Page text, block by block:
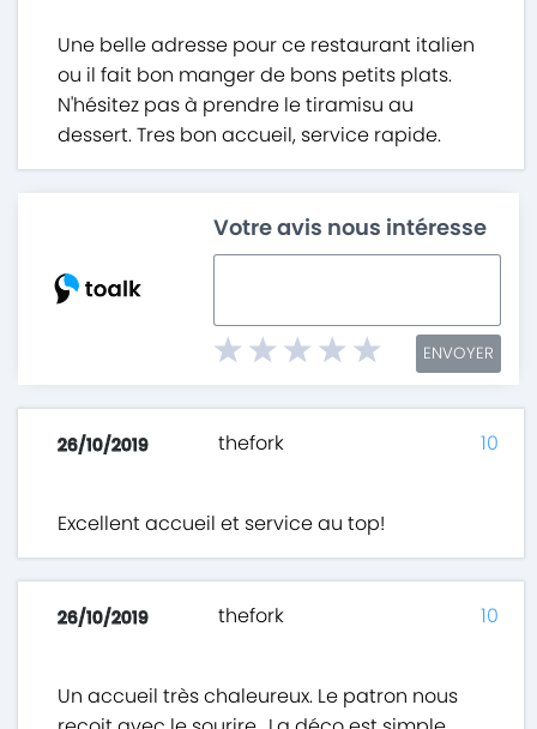
Une belle adresse pour ce restaurant italien
ou il fait bon manger de bons petits plats.
N'hésitez pas à prendre le tiramisu au
dessert. Tres bon accueil, service rapide.
Votre avis nous intéresse
ENVOYER
26/10/2019 thefork
Excellent accueil et service au top!
10
26/10/2019 thefork
Un accueil très chaleureux. Le patron nous
10